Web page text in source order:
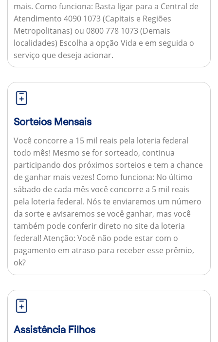
mais. Como funciona: Basta ligar para a Central de
Atendimento 4090 1073 (Capitais e Regiões
Metropolitanas) ou 0800 778 1073 (Demais
localidades) Escolha a opção Vida e em seguida o
serviço que deseja acionar.
Sorteios Mensais
Você concorre a 15 mil reais pela loteria federal
todo mês! Mesmo se for sorteado, continua
participando dos próximos sorteios e tem a chance
de ganhar mais vezes! Como funciona: No último
sábado de cada mês você concorre a 5 mil reais
pela loteria federal. Nós te enviaremos um número
da sorte e avisaremos se você ganhar, mas você
também pode conferir direto no site da loteria
federal! Atenção: Você não pode estar com o
pagamento em atraso para receber esse prêmio,
ok?
Assistência Filhos